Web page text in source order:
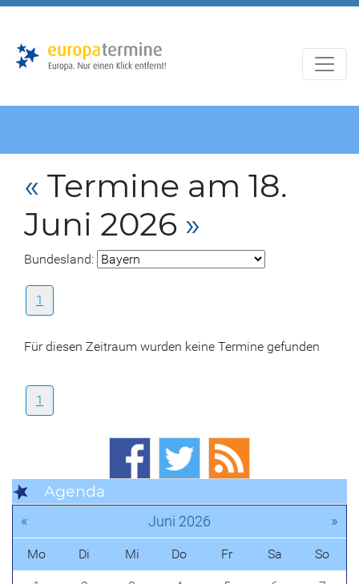
« Termine am 18.
Juni 2026 »
Bundesland:
1
Für diesen Zeitraum wurden keine Termine gefunden
1
Agenda
« Juni 2026 »
Mo Di Mi Do Fr Sa So